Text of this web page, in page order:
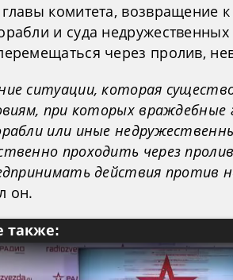
комитета, возвращение
и суда
через пролив,
ситуации, которая
при которых враждебные
или иные
проходить через
действия против
он.
также: